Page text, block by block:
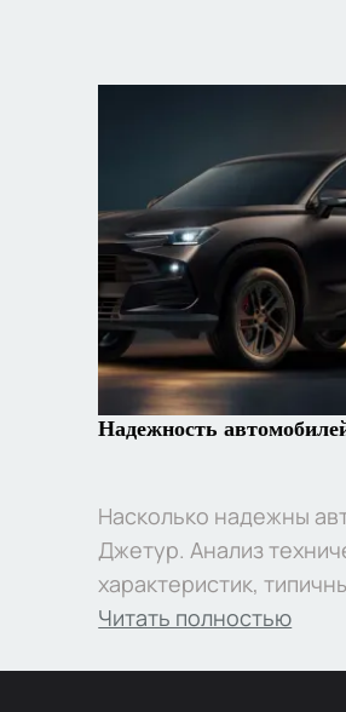
Надежность
Насколько надежны
Джетур. Анализ
характеристик,
неисправностей, опыта
Читать полностью